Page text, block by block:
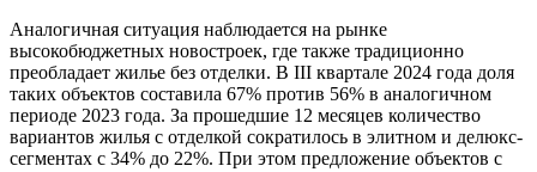
Аналогичная ситуация наблюдается на рынке
высокобюджетных новостроек, где также традиционно
преобладает жилье без отделки. В III квартале 2024 года доля
таких объектов составила 67% против 56% в аналогичном
периоде 2023 года. За прошедшие 12 месяцев количество
вариантов жилья с отделкой сократилось в элитном и делюкс-
сегментах с 34% до 22%. При этом предложение объектов с